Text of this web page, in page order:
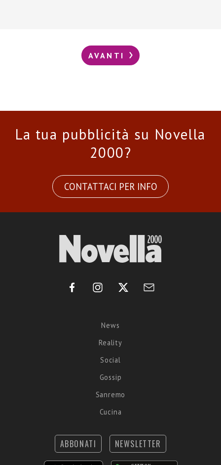
AVANTI
La tua pubblicità su Novella
2000?
CONTATTACI PER INFO
News
Reality
Social
Gossip
Sanremo
Cucina
ABBONATI NEWSLETTER